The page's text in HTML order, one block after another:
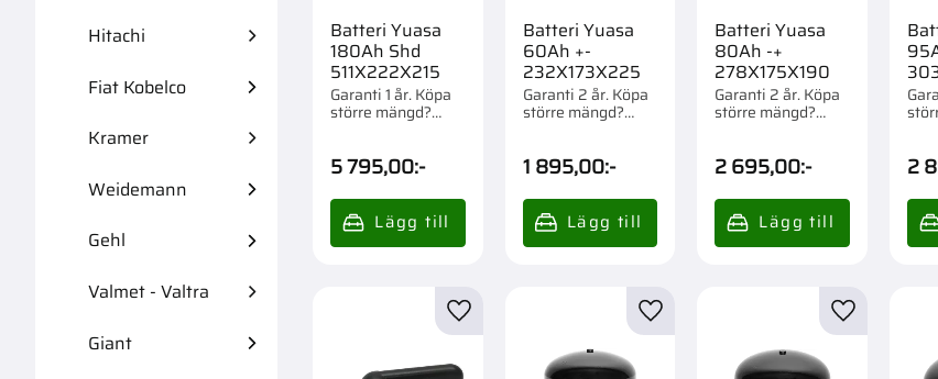
Batteri Yuasa
180Ah Shd
511X222X215
Garanti 1 år. Köpa
större mängd?
5 795,00:-
Batteri Yuasa
60Ah +-
232X173X225
Garanti 2 år. Köpa
större mängd?
1 895,00:-
Batteri Yuasa
80Ah -+
278X175X190
Garanti 2 år. Köpa
större mängd?
2 695,00:- 2
Lägg till i favoriter Lägg till i favoriter Lägg till i
Hitachi
Fiat Kobelco
Kramer
Weidemann
Gehl
Valmet - Valtra
Giant